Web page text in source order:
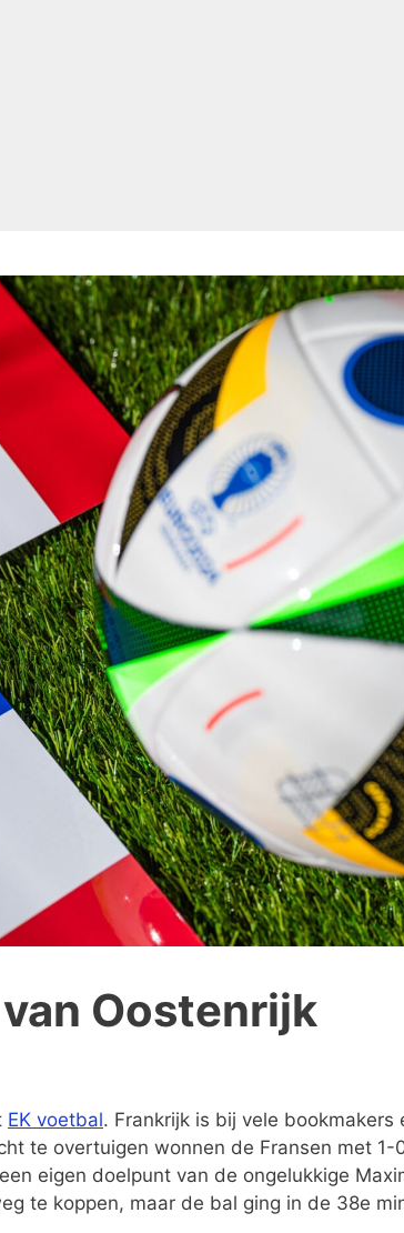
Oostenrijk
EK voetbal. Frankrijk is bij vele bookmakers
te overtuigen wonnen de Fransen met 1-
eigen doelpunt van de ongelukkige
te koppen, maar de bal ging in de 38e